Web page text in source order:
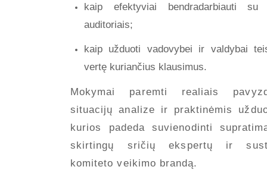
kaip efektyviai bendradarbiauti su
auditoriais;
kaip užduoti vadovybei ir valdybai
vertę kuriančius klausimus.
Mokymai paremti realiais
situacijų analize ir praktinėmis
kurios padeda suvienodinti
skirtingų sričių ekspertų ir
komiteto veikimo brandą.